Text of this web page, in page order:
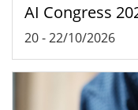
AI Congress
20-22/10/2026